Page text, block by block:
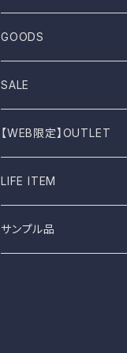
UES
Dansko
BIRKEN STOCK
shimaai
NAPRON
One-piece
Parkar
Knit
Sweatshirt
Vest
Outer
Jacket
Sneakers
Sandal
Boots
GOODS
Bag
Stall
Socks
Cap
SALE
【WEB限定】OUTLET
B品
LIFE ITEM
食器
サンプル品